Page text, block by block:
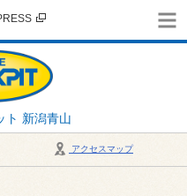
ト 新潟青山
アクセスマップ